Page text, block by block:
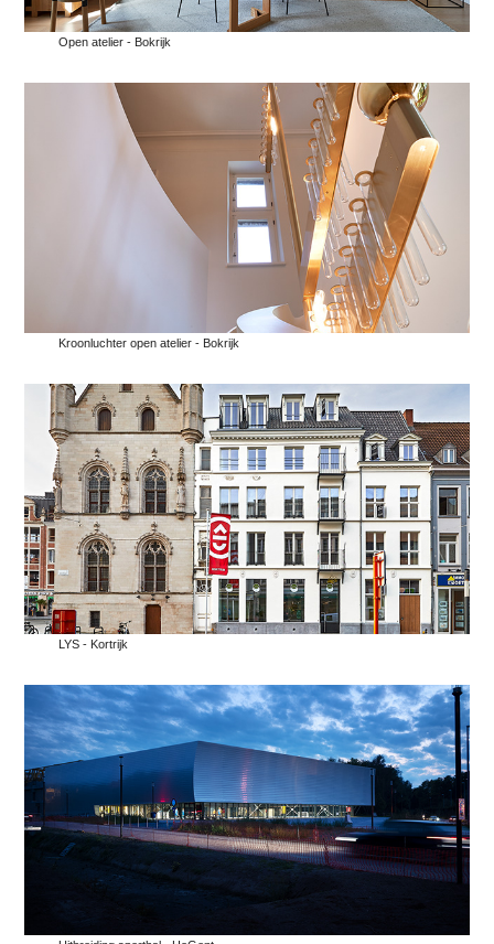
Open atelier - Bokrijk
Kroonluchter open atelier - Bokrijk
LYS - Kortrijk